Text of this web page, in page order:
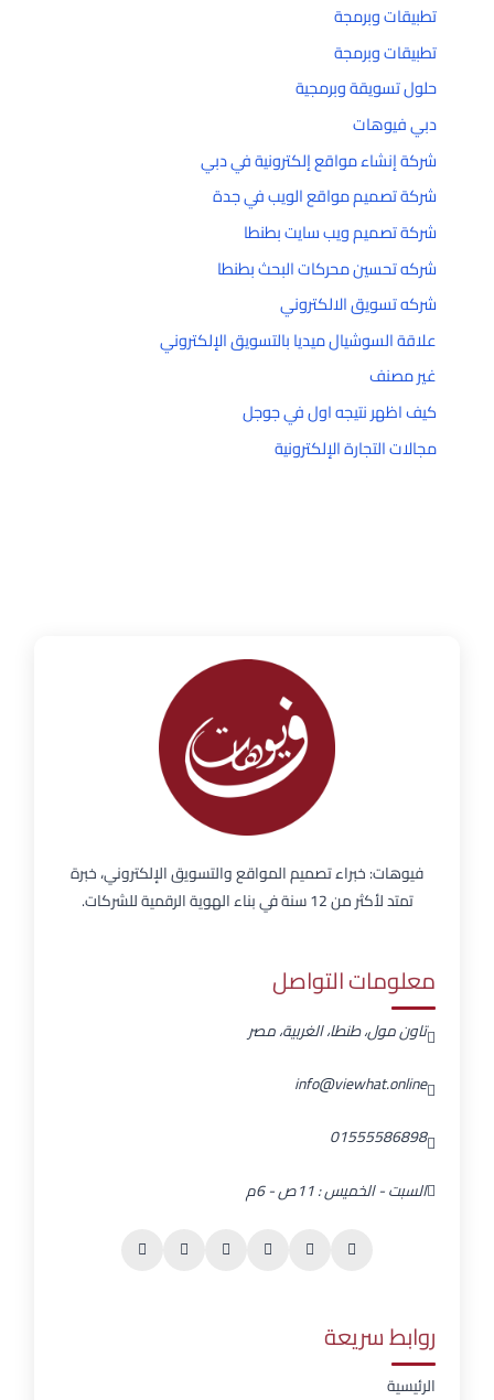
تطبيقات وبرمجة
تطبيقات وبرمجة
حلول تسويقة وبرمجية
دبي فيوهات
شركة إنشاء مواقع إلكترونية في دبي
شركة تصميم مواقع الويب في جدة
شركة تصميم ويب سايت بطنطا
شركه تحسين محركات البحث بطنطا
شركه تسويق الالكتروني
علاقة السوشيال ميديا بالتسويق الإلكتروني
غير مصنف
كيف اظهر نتيجه اول في جوجل
مجالات التجارة الإلكترونية
فيوهات: خبراء تصميم المواقع والتسويق الإلكتروني، خبرة
تمتد لأكثر من 12 سنة في بناء الهوية الرقمية للشركات.
معلومات التواصل
تاون مول، طنطا، الغربية، مصر
info@viewhat.online
01555586898
السبت - الخميس : 11ص - 6م
روابط سريعة
الرئيسية